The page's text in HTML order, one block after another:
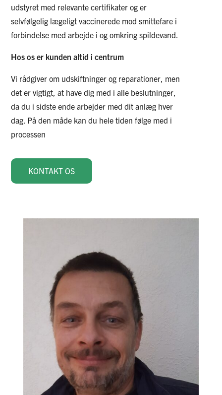
udstyret med relevante certifikater og er
selvfølgelig lægeligt vaccinerede mod smittefare i
forbindelse med arbejde i og omkring spildevand.
Hos os er kunden altid i centrum
Vi rådgiver om udskiftninger og reparationer, men
det er vigtigt, at have dig med i alle beslutninger,
da du i sidste ende arbejder med dit anlæg hver
dag. På den måde kan du hele tiden følge med i
processen
KONTAKT OS